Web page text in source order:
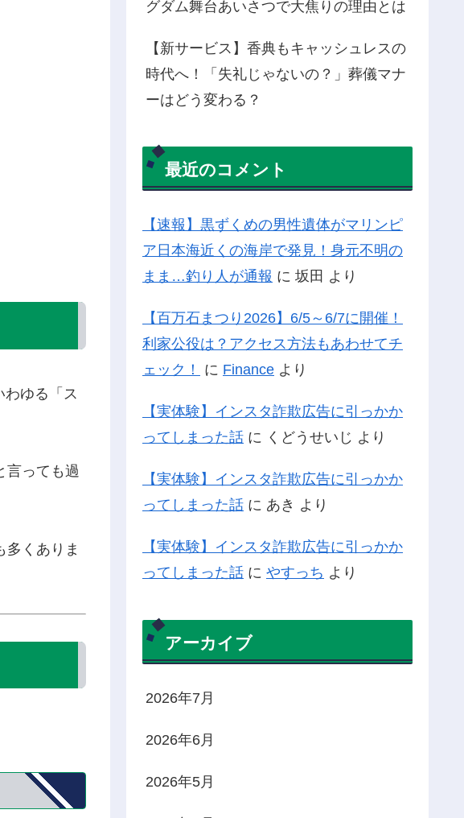
ゆる「ス
言っても過
多くありま
グダム舞台あいさつで大焦りの理由とは
【新サービス】香典もキャッシュレスの
時代へ！「失礼じゃないの？」葬儀マナ
ーはどう変わる？
最近のコメント
【速報】黒ずくめの男性遺体がマリンピ
ア日本海近くの海岸で発見！身元不明の
まま…釣り人が通報 に 坂田 より
【百万石まつり2026】6/5～6/7に開催！
利家公役は？アクセス方法もあわせてチ
ェック！
に Finance より
【実体験】インスタ詐欺広告に引っかか
ってしまった話 に くどうせいじ より
【実体験】インスタ詐欺広告に引っかか
ってしまった話 に あき より
【実体験】インスタ詐欺広告に引っかか
ってしまった話 に やすっち より
アーカイブ
2026年7月
2026年6月
2026年5月